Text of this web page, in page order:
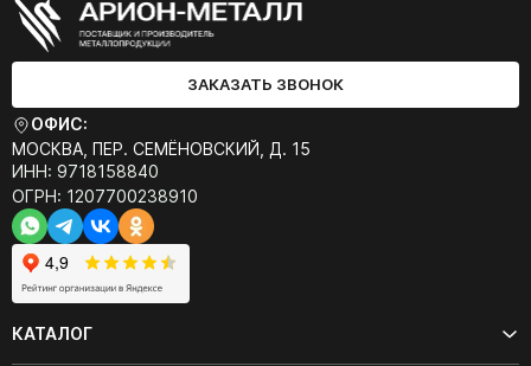
ЗАКАЗАТЬ ЗВОНОК
ОФИС:
МОСКВА, ПЕР. СЕМЁНОВСКИЙ, Д. 15
ИНН: 9718158840
ОГРН: 1207700238910
КАТАЛОГ